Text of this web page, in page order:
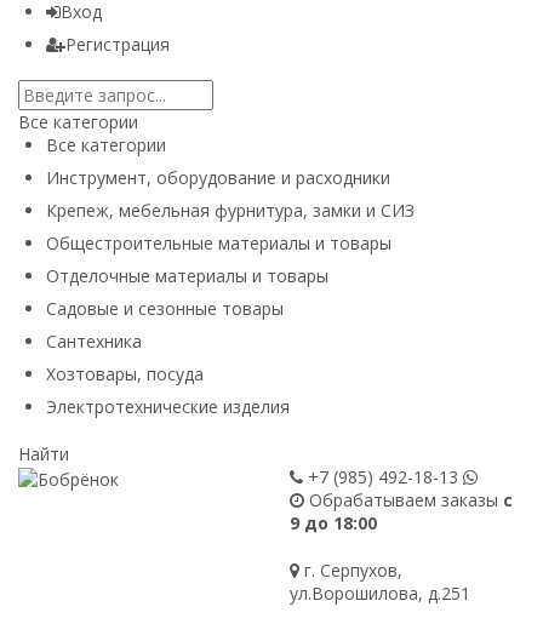
Вход
Регистрация
Все категории
Все категории
Инструмент, оборудование и расходники
Крепеж, мебельная фурнитура, замки и СИЗ
Общестроительные материалы и товары
Отделочные материалы и товары
Садовые и сезонные товары
Сантехника
Хозтовары, посуда
Электротехнические изделия
Найти
+7 (985) 492-18-13
Обрабатываем заказы с
9 до 18:00
г. Серпухов,
ул.Ворошилова, д.251